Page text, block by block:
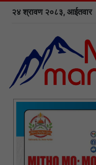
२४ श्रावण २०८३, आईतवार